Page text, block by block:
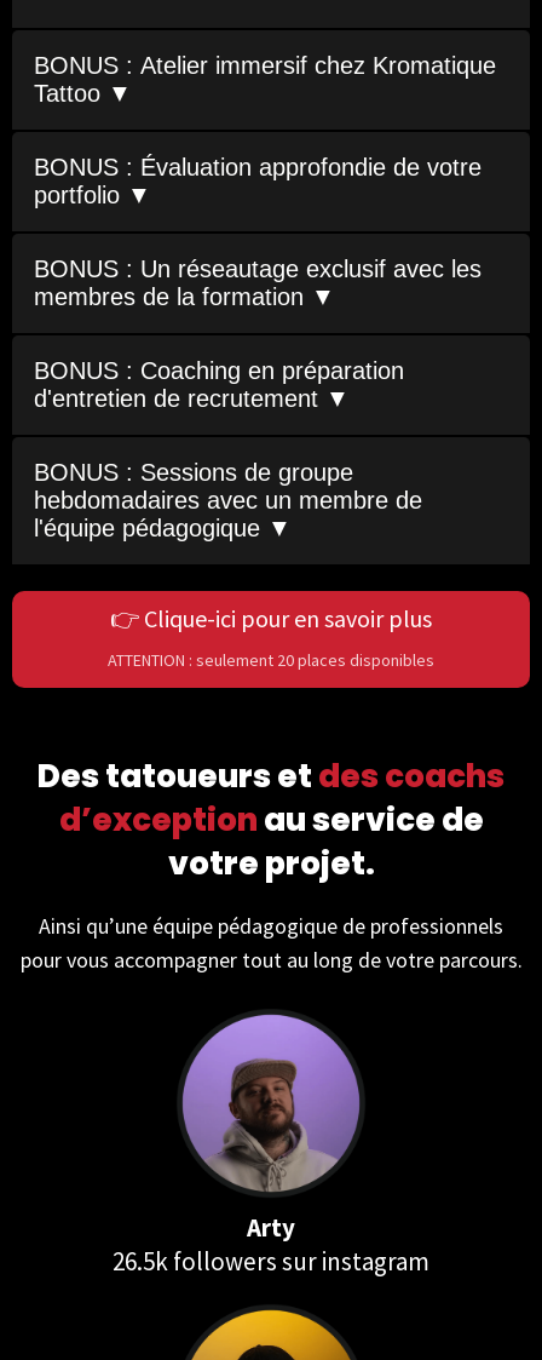
BONUS : Atelier immersif chez Kromatique
Tattoo ▼
BONUS : Évaluation approfondie de votre
portfolio ▼
BONUS : Un réseautage exclusif avec les
membres de la formation ▼
BONUS : Coaching en préparation
d'entretien de recrutement ▼
BONUS : Sessions de groupe
hebdomadaires avec un membre de
l'équipe pédagogique ▼
👉 Clique-ici pour en savoir plus
ATTENTION : seulement 20 places disponibles
Des tatoueurs etdes coachs
d’exceptionau service de
votre projet.
Ainsi qu’une équipe pédagogique de professionnels
pour vous accompagner tout au long de votre parcours.
Arty
26.5k followers sur instagram